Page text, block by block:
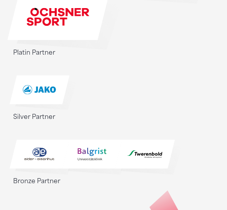
Platin Partner
Silver Partner
Bronze Partner